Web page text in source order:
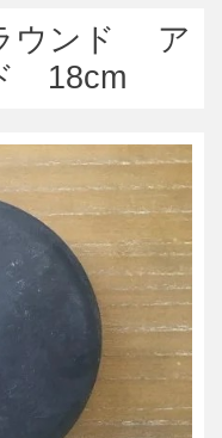
ウンド ア
18cm